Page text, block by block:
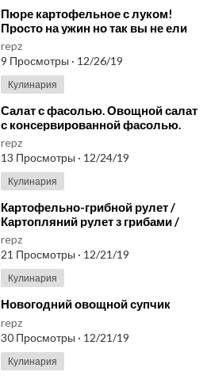
⁣Пюре картофельное с луком!
Просто на ужин но так вы не ели
repz
9 Просмотры · 12/26/19
Кулинария
⁣Салат с фасолью. Овощной салат
с консервированной фасолью.
Супер заправка для салата. Моя
Dolce vita
repz
13 Просмотры · 12/24/19
Кулинария
⁣Картофельно-грибной рулет /
Картопляний рулет з грибами /
Закусочный рулет/ Овощной
рулет.
repz
21 Просмотры · 12/21/19
Кулинария
⁣Новогодний овощной супчик
repz
30 Просмотры · 12/21/19
Кулинария